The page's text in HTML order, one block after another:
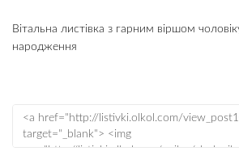
Вітальна листівка з гарним віршом
народження